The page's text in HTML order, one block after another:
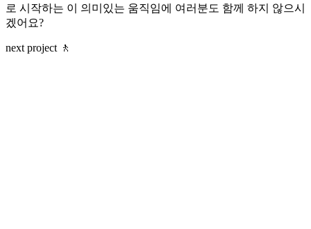
로 시작하는 이 의미있는 움직임에 여러분도 함께 하지 않으시
겠어요?
next project 🚶